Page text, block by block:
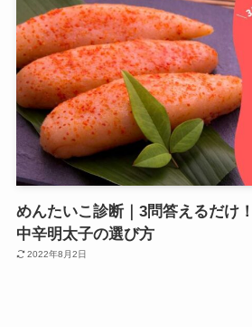
めんたいこ診断｜3問答えるだけ
中辛明太子の選び方
2022年8月2日